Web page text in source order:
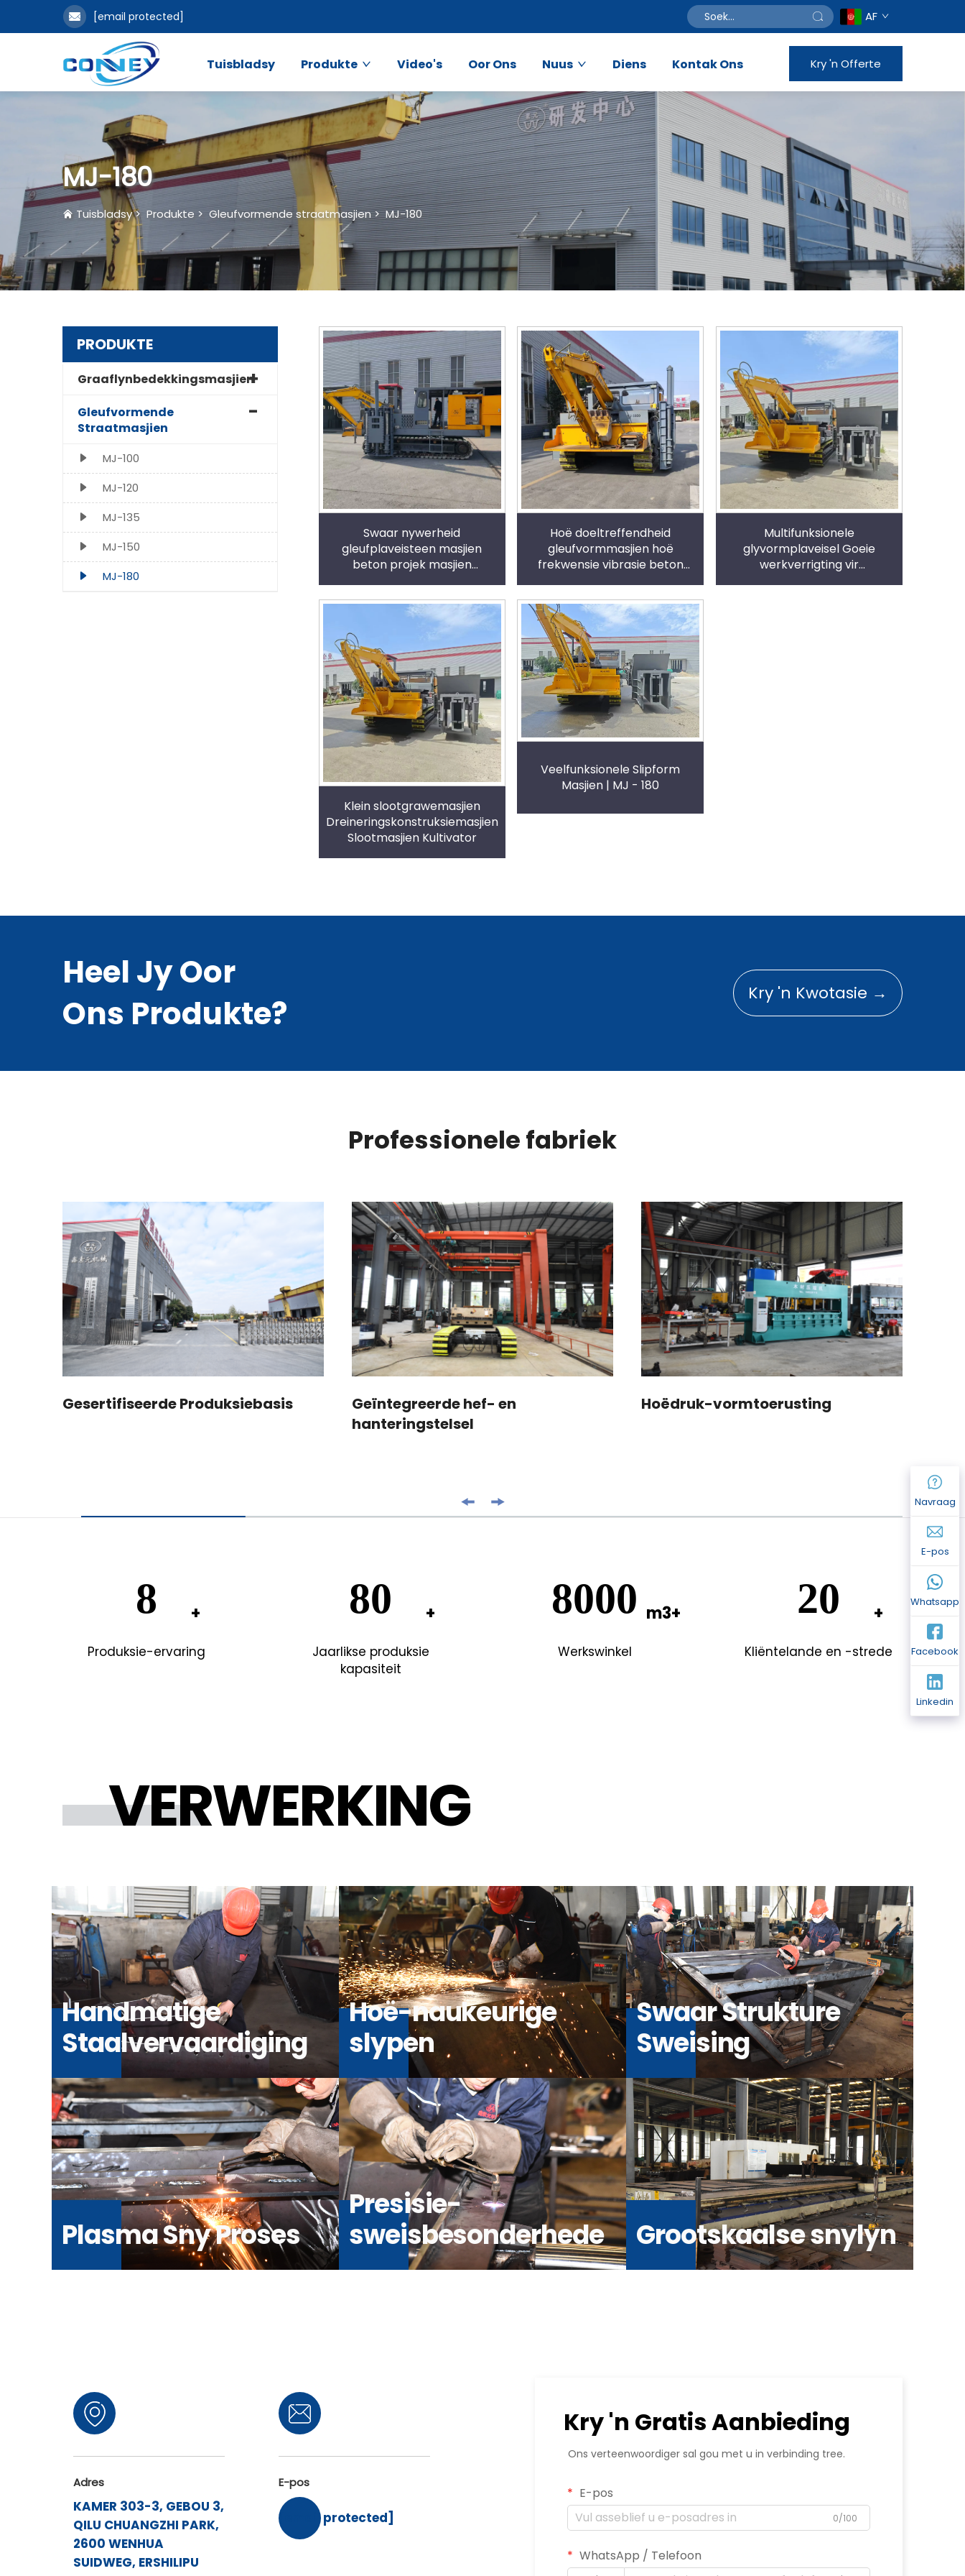
[email protected] AF
Tuisbladsy Produkte Video's Oor Ons Nuus Diens Kontak Ons Kry 'n Offerte
MJ-180
Tuisbladsy> Produkte>Gleufvormende straatmasjien>MJ-180
PRODUKTE
Graaflynbedekkingsmasjien
Gleufvormende
Straatmasjien
MJ-100
MJ-120
MJ-135
MJ-150
MJ-180
Swaar nywerheid
gleufplaveisteen masjien
beton projek masjien
verkeersversperring
vormingsmasjien
Hoë doeltreffendheid
gleufvormmasjien hoë
frekwensie vibrasie beton
Multifunksionele
glyvormplaveisel Goeie
werkverrigting vir
Klein slootgrawemasjien
Dreineringskonstruksiemasjien
Slootmasjien Kultivator
Veelfunksionele Slipform
Masjien | MJ - 180
Heel Jy Oor
Ons Produkte?
Kry 'n Kwotasie →
Professionele fabriek
Gesertifiseerde Produksiebasis
Geïntegreerde hef- en
hanteringstelsel
Hoëdruk-vormtoerusting
19
Produksie-ervaring
187
Jaarlikse produksie
kapasiteit
18667
Werkswinkel
47
Kliëntelande en -strede
VERWERKING
Handmatige
Staalvervaardiging
Hoë-naukeurige
slypen
Swaar Strukture
Sweising
Plasma Sny Proses
Presisie-
sweisbesonderhede
Grootskaalse snylyn
Adres
KAMER 303-3, GEBOU 3,
QILU CHUANGZHI PARK,
2600 WENHUA
SUIDWEG, ERSHILIPU
E-pos
[email protected]
Kry 'n Gratis Aanbieding
Ons verteenwoordiger sal gou met u in verbinding tree.
E-pos
0/100
WhatsApp / Telefoon
Navraag
E-pos
Whatsapp
Facebook
Linkedin